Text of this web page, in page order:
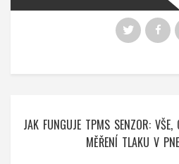
JAK FUNGUJE TPMS SENZOR: VŠE,
MĚŘENÍ TLAKU V